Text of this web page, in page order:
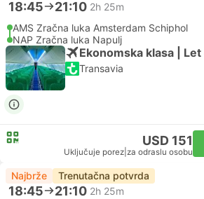
18:45 21:10 2h 25m
AMS Zračna luka Amsterdam Schiphol
NAP Zračna luka Napulj
Ekonomska klasa |
Transavia
USD 151
Uključuje porez za odraslu osobu
Najbrže Trenutačna potvrda
18:45 21:10 2h 25m